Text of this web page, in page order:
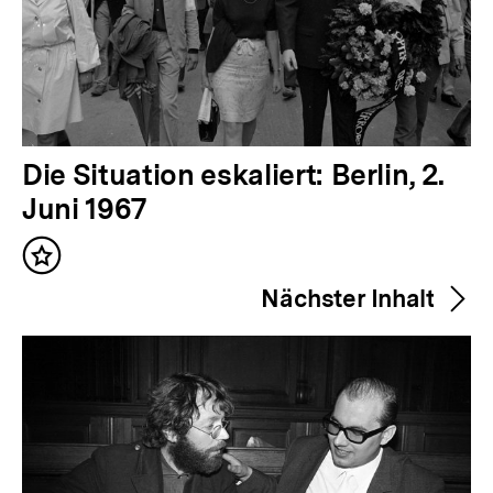
V
o
r
h
r
Die Situation eskaliert: Berlin, 2.
Juni 1967
Inhalt
Nächster Inhalt